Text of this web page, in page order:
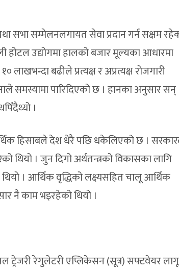
सभा सम्मेलनलगायत सेवा प्रदान गर्न सक्षम
होटल उद्योगमा हालको बजार मूल्यका आधारमा
लाखभन्दा बढीले प्रत्यक्ष र अप्रत्यक्ष रोजगारी
समस्यामा पारिदिएको छ । हानका अनुसार सन्
।
हिसाबले देश धेरै पछि धकेलिएको छ ।
। जुन दिगो अर्थतन्त्रको विकासका लागि
। आर्थिक वृद्धिको लक्ष्यसहित चालू आर्थिक
नै काम भइरहेको थियो ।
रेगुलेटरी एप्लिकेसन (सूत्र) सफ्टवेयर लागू